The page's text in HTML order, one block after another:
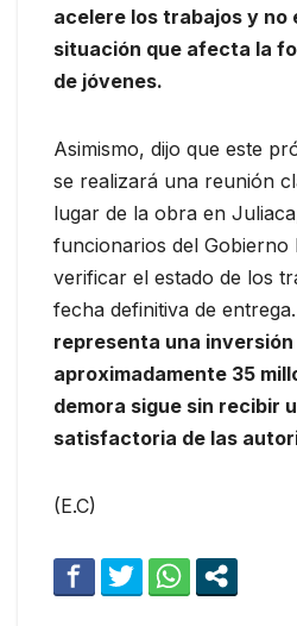
acelere los trabajos y no
situación que afecta la
de jóvenes.
Asimismo, dijo que este
se realizará una reunión
lugar de la obra en
funcionarios del Gobierno
verificar el estado de los
fecha definitiva de entrega.
representa una inversión
aproximadamente 35
demora sigue sin recibir
satisfactoria de las
(E.C)